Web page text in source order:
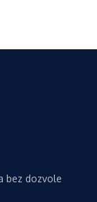
bez dozvole